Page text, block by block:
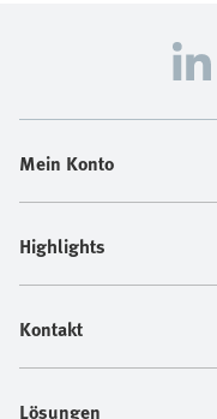
Mein Konto
Highlights
Kontakt
Lösungen